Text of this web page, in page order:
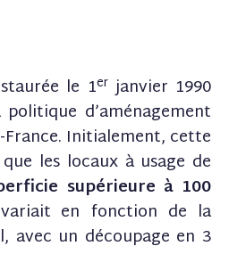
le 1erjanvier 1990
d’aménagement
France. Initialement, cette
les locaux à usage de
supérieure à 100
en fonction de la
avec un découpage en 3